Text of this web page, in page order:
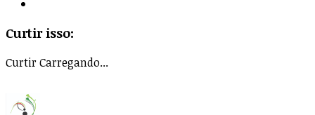
Curtir isso:
CurtirCarregando...